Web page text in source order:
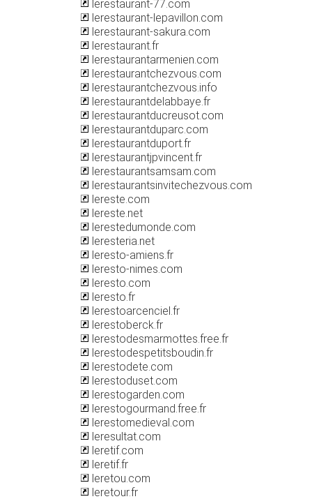
lerestaurant-77.com
lerestaurant-lepavillon.com
lerestaurant-sakura.com
lerestaurant.fr
lerestaurantarmenien.com
lerestaurantchezvous.com
lerestaurantchezvous.info
lerestaurantdelabbaye.fr
lerestaurantducreusot.com
lerestaurantduparc.com
lerestaurantduport.fr
lerestaurantjpvincent.fr
lerestaurantsamsam.com
lerestaurantsinvitechezvous.com
lereste.com
lereste.net
lerestedumonde.com
leresteria.net
leresto-amiens.fr
leresto-nimes.com
leresto.com
leresto.fr
lerestoarcenciel.fr
lerestoberck.fr
lerestodesmarmottes.free.fr
lerestodespetitsboudin.fr
lerestodete.com
lerestoduset.com
lerestogarden.com
lerestogourmand.free.fr
lerestomedieval.com
leresultat.com
leretif.com
leretif.fr
leretou.com
leretour.fr